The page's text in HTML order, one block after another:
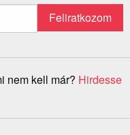
nem kell már? Hirdesse